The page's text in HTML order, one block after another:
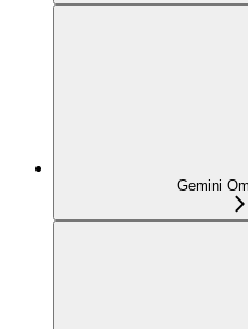
Gemini